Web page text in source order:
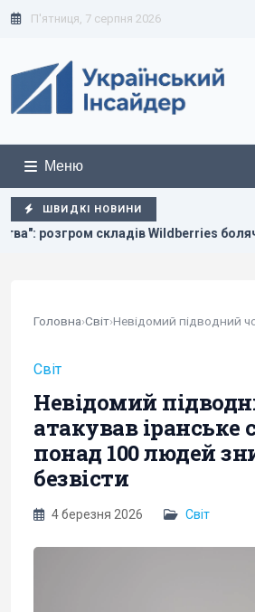
П'ятниця, 7 серпня 2026
Меню
ШВИДКІ НОВИНИ
Wildberries боляче бʼють по РФ, - Die
Головна›Світ›
Світ
Невідомий
атакував іранське
понад 100 людей
безвісти
4 березня 2026 Світ